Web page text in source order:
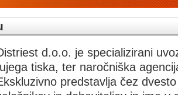
d.o.o. je specializirani
tiska, ter naročniška
predstavlja čez